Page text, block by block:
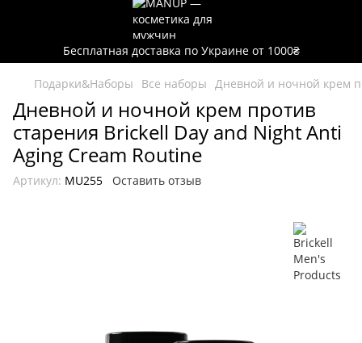
Бесплатная доставка по Украине от 1000₴
Подарки&Наборы Все наборы Дневной и ночной крем
Дневной и ночной крем против
старения Brickell Day and Night Anti
Aging Cream Routine
Артикул: MU255 Оставить отзыв